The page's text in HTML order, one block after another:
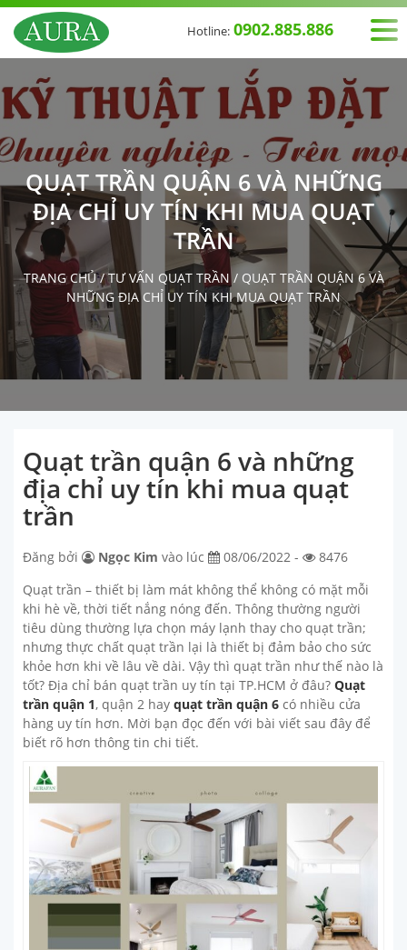
Hotline: 0902.885.886
QUẠT TRẦN QUẬN 6 VÀ NHỮNG
ĐỊA CHỈ UY TÍN KHI MUA QUẠT
TRẦN
TRANG CHỦ/TƯ VẤN QUẠT TRẦN/ QUẠT TRẦN QUẬN 6 VÀ
NHỮNG ĐỊA CHỈ UY TÍN KHI MUA QUẠT TRẦN
Quạt trần quận 6 và những
địa chỉ uy tín khi mua quạt
trần
Đăng bởi Ngọc Kim vào lúc 08/06/2022 -
8476
Quạt trần – thiết bị làm mát không thể không có mặt mỗi
khi hè về, thời tiết nắng nóng đến. Thông thường người
tiêu dùng thường lựa chọn máy lạnh thay cho quạt trần;
nhưng thực chất quạt trần lại là thiết bị đảm bảo cho sức
khỏe hơn khi về lâu về dài. Vậy thì quạt trần như thế nào là
tốt? Địa chỉ bán quạt trần uy tín tại TP.HCM ở đâu? Quạt
trần quận 1, quận 2 hay quạt trần quận 6 có nhiều cửa
hàng uy tín hơn. Mời bạn đọc đến với bài viết sau đây để
biết rõ hơn thông tin chi tiết.